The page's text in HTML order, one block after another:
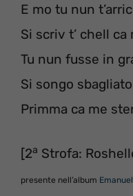
E mo tu nun
Si scriv t’ chell
Tu nun fusse in
Si songo
Primma ca me
[2a Strofa:
presente nell’album